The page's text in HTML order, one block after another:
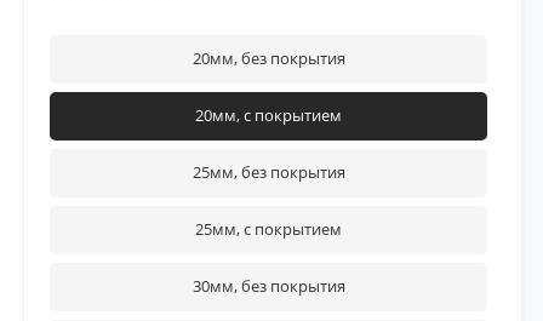
20мм, без покрытия
20мм, с покрытием
25мм, без покрытия
25мм, с покрытием
30мм, без покрытия